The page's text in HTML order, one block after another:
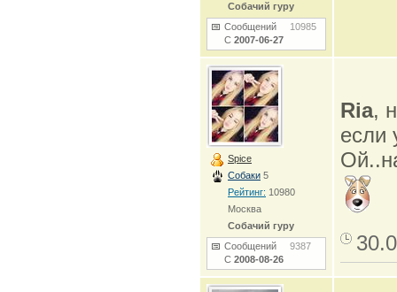
Собачий гуру
Сообщений 10985
С 2007-06-27
Spice
Собаки 5
Рейтинг: 10980
Москва
Собачий гуру
Сообщений 9387
С 2008-08-26
Ria,
если